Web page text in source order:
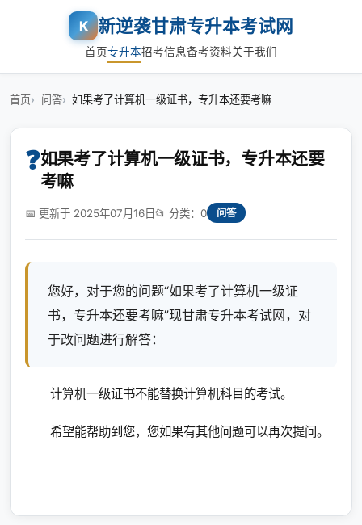
K 新逆袭甘肃专升本考试网
首页专升本招考信息备考资料关于我们
首页 问答 如果考了计算机一级证书，专升本还要考嘛
❓如果考了计算机一级证书，专升本还要
考嘛
📅 更新于 2025年07月16日📂 分类：0 问答
您好，对于您的问题“如果考了计算机一级证
书，专升本还要考嘛”现甘肃专升本考试网，对
于改问题进行解答：
计算机一级证书不能替换计算机科目的考试。
希望能帮助到您，您如果有其他问题可以再次提问。